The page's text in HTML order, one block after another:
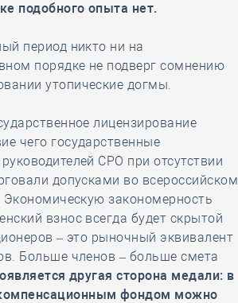
подобного опыта нет.
период никто ни на
порядке не подверг сомнению
утопические догмы.
лицензирование
чего государственные
СРО при отсутствии
допусками во всероссийском
закономерность
взнос всегда будет скрытой
– это рыночный эквивалент
Больше членов – больше смета
другая сторона медали: в
фондом можно